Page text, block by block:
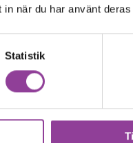
när du har använt deras
Statistik